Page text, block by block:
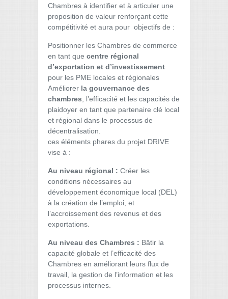
Chambres à identifier et à articuler une
proposition de valeur renforçant cette
compétitivité et aura pour objectifs de :
Positionner les Chambres de commerce
en tant que centre régional
d’exportation et d’investissement
pour les PME locales et régionales
Améliorer la gouvernance des
chambres , l’efficacité et les capacités de
plaidoyer en tant que partenaire clé local
et régional dans le processus de
décentralisation.
ces éléments phares du projet DRIVE
vise à :
Au niveau régional : Créer les
conditions nécessaires au
développement économique local (DEL)
à la création de l’emploi, et
l’accroissement des revenus et des
exportations.
Au niveau des Chambres : Bâtir la
capacité globale et l’efficacité des
Chambres en améliorant leurs flux de
travail, la gestion de l’information et les
processus internes.